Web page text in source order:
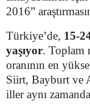
2016”
Türkiye’de, 15-
yaşıyor. Toplam
oranının en
Siirt, Bayburt ve
iller aynı